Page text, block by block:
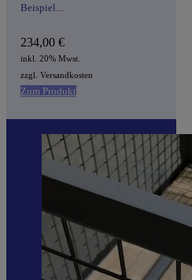
Beispiel...
234,00€
inkl. 20% Mwst.
zzgl. Versandkosten
Zum Produkt